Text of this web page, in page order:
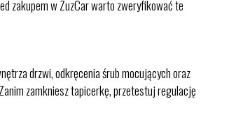
zakupem w ZuzCar warto zweryfikować te
drzwi, odkręcenia śrub mocujących oraz
zamkniesz tapicerkę, przetestuj regulację